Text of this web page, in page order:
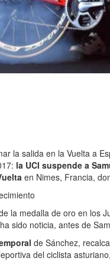
la salida en la Vuelta a
la UCI suspende a
en Nimes, Francia,
la medalla de oro en los
sido noticia, antes de
de Sánchez,
del ciclista